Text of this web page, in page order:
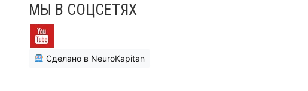
МЫ В СОЦСЕТЯХ
Сделано в NeuroKapitan